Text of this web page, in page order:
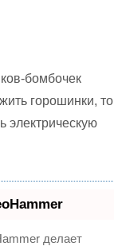
бомбочек
горошинки, то
электрическую
делает